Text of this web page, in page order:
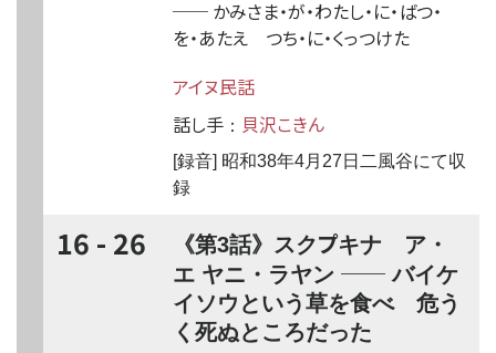
── かみさま・が・わたし・に・ばつ・
を・あたえ つち・に・くっつけた
アイヌ民話
話し手 ： 貝沢こきん
[録音] 昭和38年4月27日二風谷にて収
録
16 - 26 《第3話》スクプキナ ア・
エ ヤニ・ラヤン ── バイケ
イソウという草を食べ 危う
く死ぬところだった